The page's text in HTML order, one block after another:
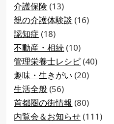
介護保険 (13)
親の介護体験談 (16)
認知症 (18)
不動産・相続 (10)
管理栄養士レシピ (40)
趣味・生きがい (20)
生活全般 (56)
首都圏の街情報 (80)
内覧会＆お知らせ (111)